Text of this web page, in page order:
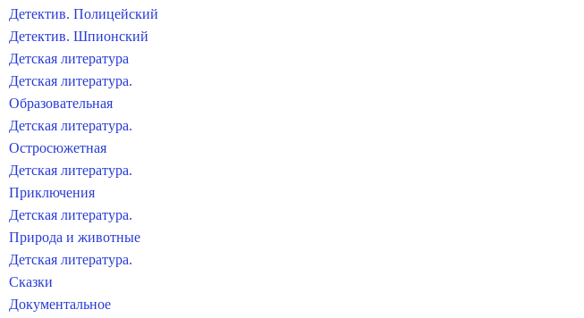
Детектив. Полицейский
Детектив. Шпионский
Детская литература
Детская литература.
Образовательная
Детская литература.
Остросюжетная
Детская литература.
Приключения
Детская литература.
Природа и животные
Детская литература.
Сказки
Документальное